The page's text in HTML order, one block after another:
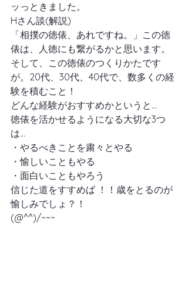
ッっときました。
Hさん談(解説)
「相撲の徳俵、あれですね。」この徳
俵は、人徳にも繋がるかと思います。
そして、この徳俵のつくりかたです
が。20代、30代、40代で、数多くの経
験を積むこと！
どんな経験がおすすめかというと…
徳俵を活かせるようになる大切な3つ
は…
・やるべきことを粛々とやる
・愉しいこともやる
・面白いこともやろう
信じた道をすすめば ！！歳をとるのが
愉しみでしょ？！
(@^^)/~~~